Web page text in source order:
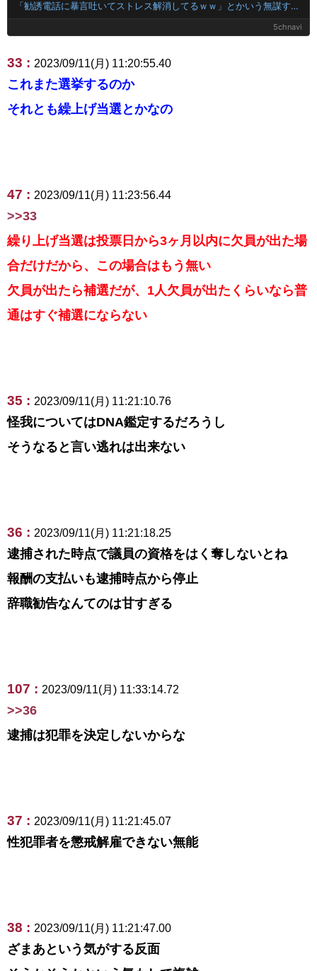
「勧誘電話に暴言吐いてストレス解消してるｗｗ」とかいう無謀すぎる同僚！住所や個人情報を握られてる恐怖すら理解できない頭の弱さに絶句
5chnavi
33 : 2023/09/11(月) 11:20:55.40
これまた選挙するのか
それとも繰上げ当選とかなの
47 : 2023/09/11(月) 11:23:56.44
>>33
繰り上げ当選は投票日から3ヶ月以内に欠員が出た場
合だけだから、この場合はもう無い
欠員が出たら補選だが、1人欠員が出たくらいなら普
通はすぐ補選にならない
35 : 2023/09/11(月) 11:21:10.76
怪我についてはDNA鑑定するだろうし
そうなると言い逃れは出来ない
36 : 2023/09/11(月) 11:21:18.25
逮捕された時点で議員の資格をはく奪しないとね
報酬の支払いも逮捕時点から停止
辞職勧告なんてのは甘すぎる
107 : 2023/09/11(月) 11:33:14.72
>>36
逮捕は犯罪を決定しないからな
37 : 2023/09/11(月) 11:21:45.07
性犯罪者を懲戒解雇できない無能
38 : 2023/09/11(月) 11:21:47.00
ざまあという気がする反面